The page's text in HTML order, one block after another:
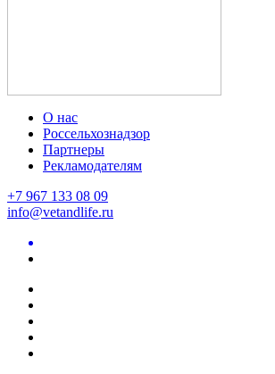
О нас
Россельхознадзор
Партнеры
Рекламодателям
+7 967 133 08 09
info@vetandlife.ru